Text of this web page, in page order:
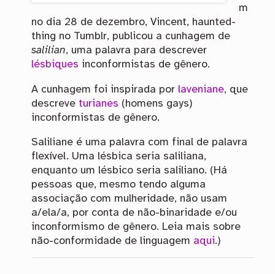
m
no dia 28 de dezembro, Vincent, haunted-
thing no Tumblr, publicou a cunhagem de
salilian, uma palavra para descrever
lésbiques inconformistas de gênero.
A cunhagem foi inspirada por laveniane, que
descreve turianes (homens gays)
inconformistas de gênero.
Saliliane é uma palavra com final de palavra
flexível. Uma lésbica seria saliliana,
enquanto um lésbico seria saliliano. (Há
pessoas que, mesmo tendo alguma
associação com mulheridade, não usam
a/ela/a, por conta de não-binaridade e/ou
inconformismo de gênero. Leia mais sobre
não-conformidade de linguagem aqui.)